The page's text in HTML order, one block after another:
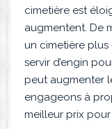
cimetière est
augmentent. De
un cimetière plus
servir d’engin
peut augmenter
engageons à
meilleur prix pour